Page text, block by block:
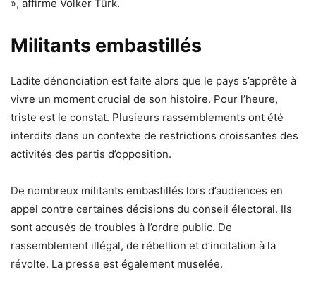
», affirme Volker Türk.
Militants embastillés
Ladite dénonciation est faite alors que le pays s’apprête à
vivre un moment crucial de son histoire. Pour l’heure,
triste est le constat. Plusieurs rassemblements ont été
interdits dans un contexte de restrictions croissantes des
activités des partis d’opposition.
De nombreux militants embastillés lors d’audiences en
appel contre certaines décisions du conseil électoral. Ils
sont accusés de troubles à l’ordre public. De
rassemblement illégal, de rébellion et d’incitation à la
révolte. La presse est également muselée.